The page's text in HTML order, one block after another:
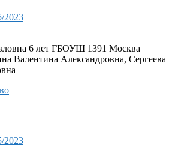
2023
6 лет ГБОУШ 1391 Москва
Валентина Александровна, Сергеева
2023